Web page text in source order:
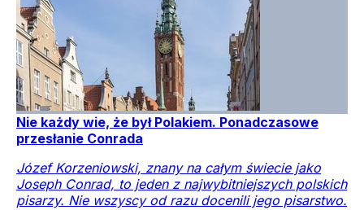
Nie każdy wie, że był Polakiem. Ponadczasowe
przesłanie Conrada
Józef Korzeniowski, znany na całym świecie jako
Joseph Conrad, to jeden z najwybitniejszych polskich
pisarzy. Nie wszyscy od razu docenili jego pisarstwo.